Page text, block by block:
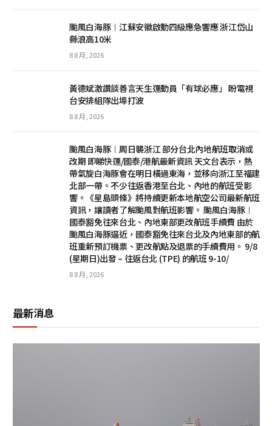
颱風白海豚︱江蘇安徽啟動四級應急響應 浙江岱山
縣浪高10米
8 8 月, 2026
黃德斌激讚談善言天生運動員「有球必應」 盼電視
台安排組隊出埠打波
8 8 月, 2026
颱風白海豚︱周日襲浙江 部分台北內地航班取消或
改期 即睇快運/國泰/港航最新資訊 天文台表示，熱
帶氣旋白海豚會在明日橫過東海，並移向浙江至福建
北部一帶。不少往返香港至台北、內地的航班受影
響。《星島頭條》將持續更新本地航空公司最新航班
資訊，讓讀者了解颱風對航班影響。 颱風白海豚︱
國泰豁免往來台北、內地東部更改航班手續費 由於
颱風白海豚逼近，國泰豁免往來台北及內地東部的航
班重新預訂機票、更改航點及退票的手續費用。 9/8
(星期日)出發 – 往返台北 (TPE) 的航班 9-10/
8 8 月, 2026
最新消息